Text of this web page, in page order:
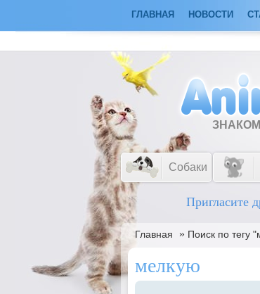
ГЛАВНАЯ НОВОСТИ
Собаки
Пригласите
Главная » Поиск по тегу
мелкую